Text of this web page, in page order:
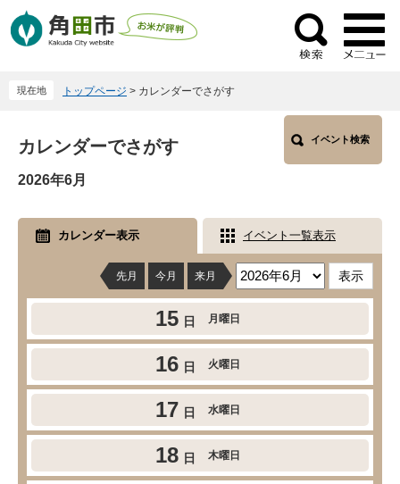
ー
ニ
検
索
現在地 トップページ > カレンダーでさがす
文
カレンダーでさがす イベント検索
2026年6月
カレンダー表示 イベント一覧表示
先月 今月 来月
15 日 月曜日
16 日 火曜日
17 日 水曜日
18 日 木曜日